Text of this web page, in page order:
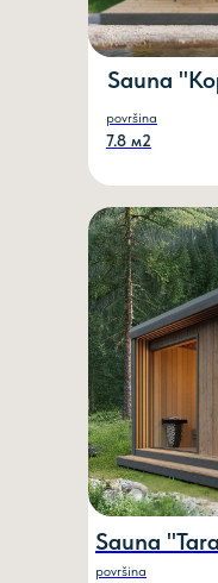
Sauna
površina
površina
7.8 м2
Sauna
@TARKRS